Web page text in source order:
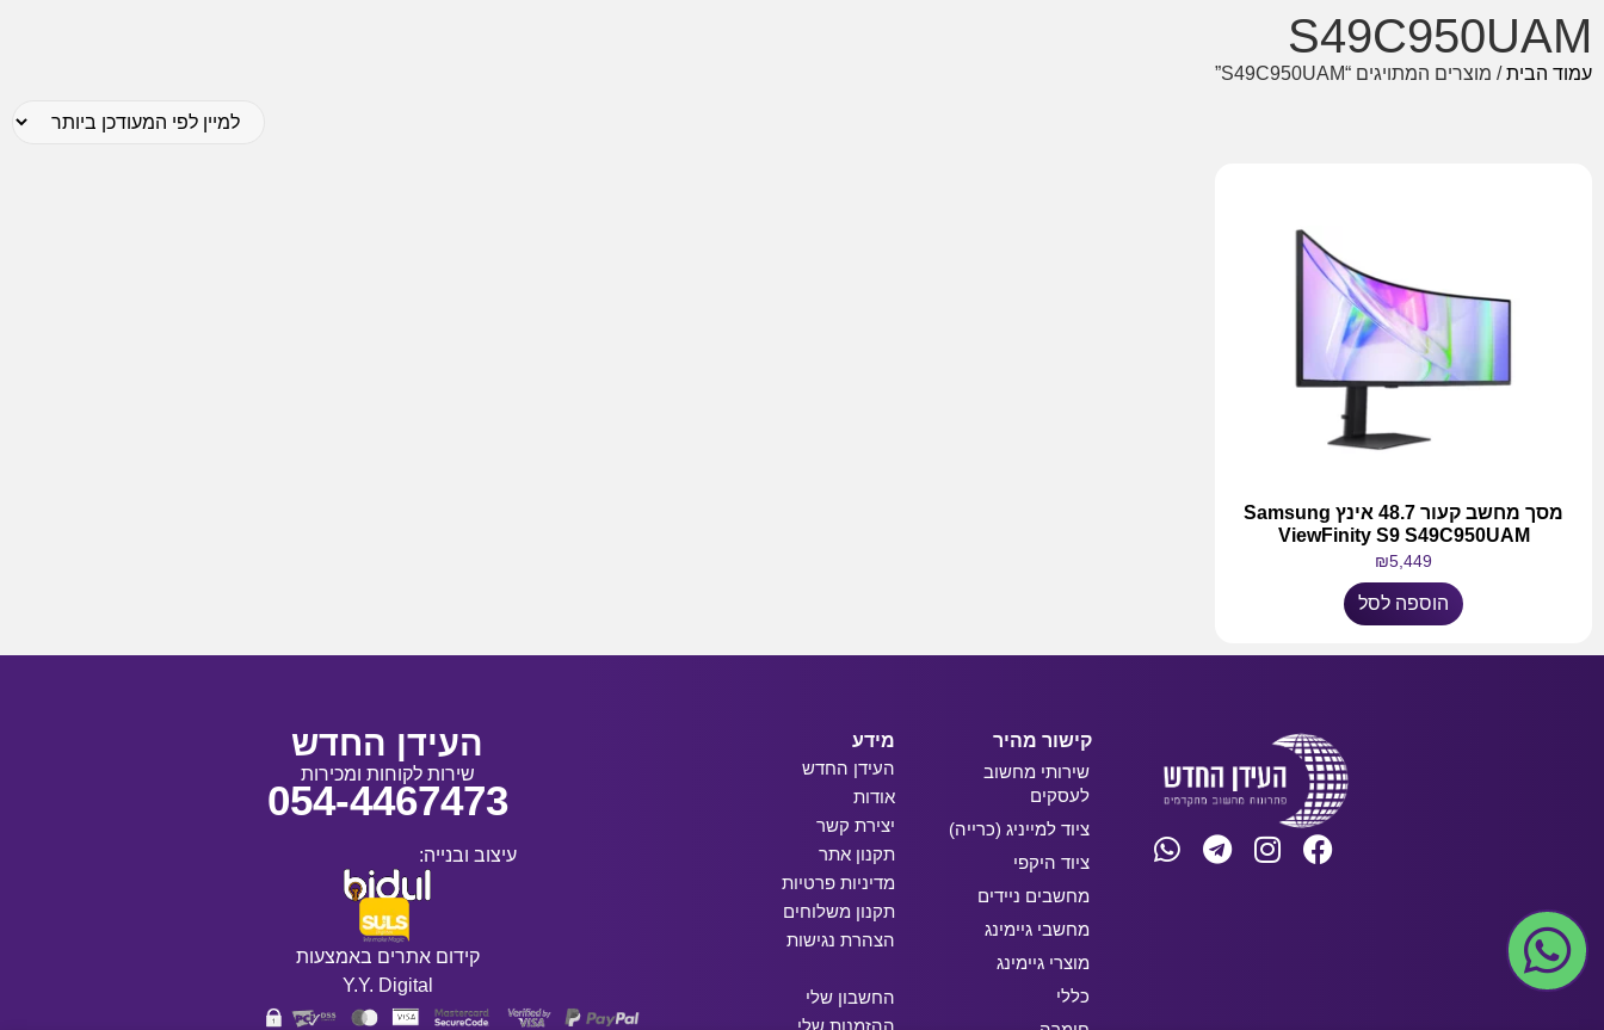
S49C950UAM
עמוד הבית/ מוצרים המתויגים “S49C950UAM”
מסך מחשב קעור 48.7 אינץ Samsung
ViewFinity S9 S49C950UAM
₪5,449
הוספה לסל
קישור מהיר
שירותי מחשוב
לעסקים
ציוד למייניג (כרייה)
ציוד היקפי
מחשבים ניידים
מחשבי גיימינג
מוצרי גיימינג
כללי
מידע
העידן החדש
אודות
יצירת קשר
תקנון אתר
מדיניות פרטיות
תקנון משלוחים
הצהרת נגישות
החשבון שלי
העידן החדש
שירות לקוחות ומכירות
054-4467473
עיצוב ובנייה:
קידום אתרים באמצעות
Y.Y. Digital